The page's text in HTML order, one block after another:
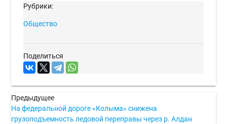
Рубрики:
Общество
Поделиться
Предыдущее
На федеральной дороге «Колыма» снижена
грузоподъемность ледовой переправы через р. Алдан